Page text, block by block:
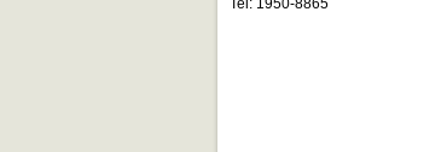
Tel: 1950-8865